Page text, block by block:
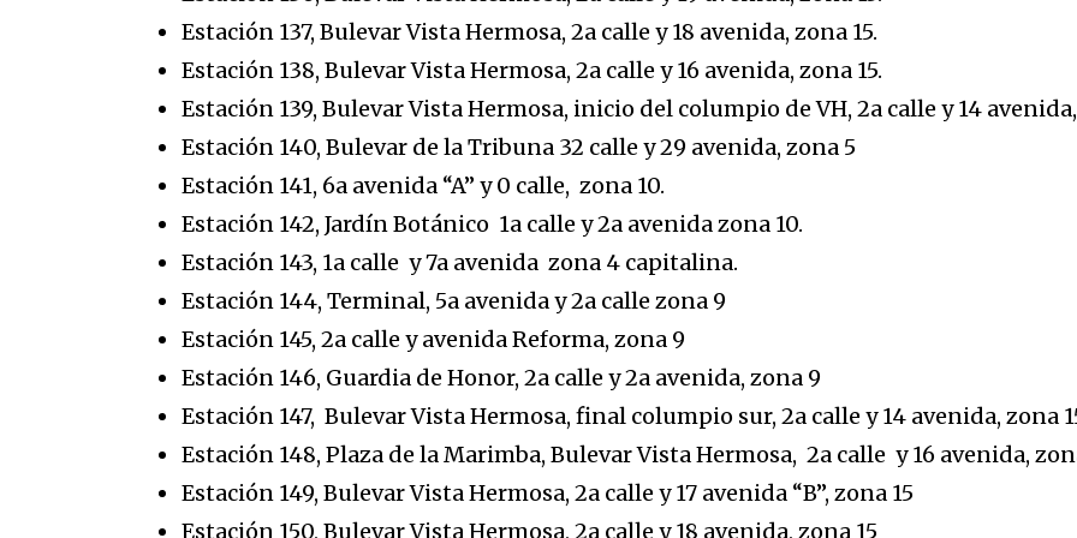
Estación 137, Bulevar Vista Hermosa, 2a calle y 18 avenida, zona 15.
Estación 138, Bulevar Vista Hermosa, 2a calle y 16 avenida, zona 15.
Estación 139, Bulevar Vista Hermosa, inicio del columpio de VH, 2a calle y 14 avenida,
Estación 140, Bulevar de la Tribuna 32 calle y 29 avenida, zona 5
Estación 141, 6a avenida “A” y 0 calle, zona 10.
Estación 142, Jardín Botánico 1a calle y 2a avenida zona 10.
Estación 143, 1a calle y 7a avenida zona 4 capitalina.
Estación 144, Terminal, 5a avenida y 2a calle zona 9
Estación 145, 2a calle y avenida Reforma, zona 9
Estación 146, Guardia de Honor, 2a calle y 2a avenida, zona 9
Estación 147, Bulevar Vista Hermosa, final columpio sur, 2a calle y 14 avenida, zona
Estación 148, Plaza de la Marimba, Bulevar Vista Hermosa, 2a calle y 16 avenida,
Estación 149, Bulevar Vista Hermosa, 2a calle y 17 avenida “B”, zona 15
Estación 150, Bulevar Vista Hermosa, 2a calle y 18 avenida, zona 15